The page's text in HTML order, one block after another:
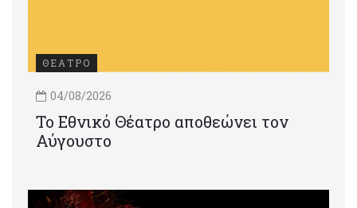
ΘΕΑΤΡΟ
04/08/2026
Το Εθνικό Θέατρο αποθεώνει τον
Αύγουστο